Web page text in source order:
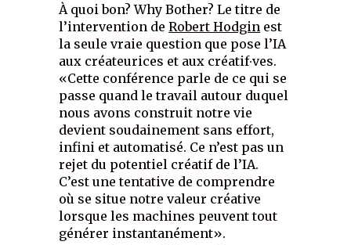
À quoi bon? Why Bother? Le titre de
l’intervention deRobert Hodgin est
la seule vraie question que pose l’IA
aux créateurices et aux créatif∙ves.
«Cette conférence parle de ce qui se
passe quand le travail autour duquel
nous avons construit notre vie
devient soudainement sans effort,
infini et automatisé. Ce n’est pas un
rejet du potentiel créatif de l’IA.
C’est une tentative de comprendre
où se situe notre valeur créative
lorsque les machines peuvent tout
générer instantanément».